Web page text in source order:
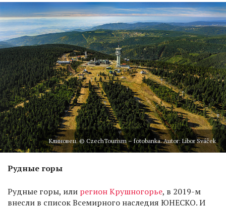
Клиновец. © CzechTourism – fotobanka. Autor: Libor Sváček
Рудные горы
Рудные горы, или регион Крушногорье, в 2019-м
внесли в список Всемирного наследия ЮНЕСКО. И